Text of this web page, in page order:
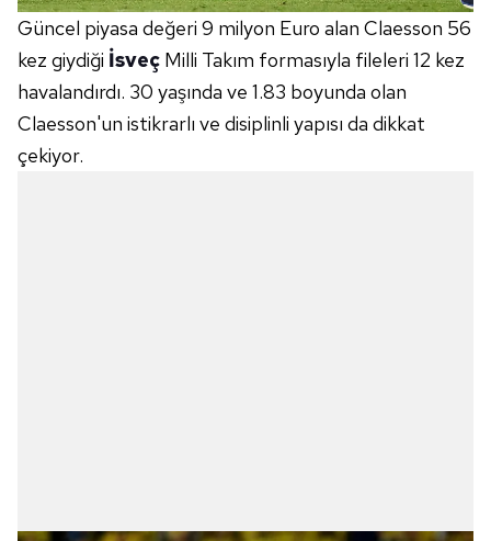
Güncel piyasa değeri 9 milyon Euro alan Claesson 56
kez giydiği İsveç Milli Takım formasıyla fileleri 12 kez
havalandırdı. 30 yaşında ve 1.83 boyunda olan
Claesson'un istikrarlı ve disiplinli yapısı da dikkat
çekiyor.